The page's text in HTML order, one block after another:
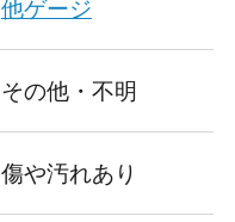
他ゲージ
その他・不明
傷や汚れあり